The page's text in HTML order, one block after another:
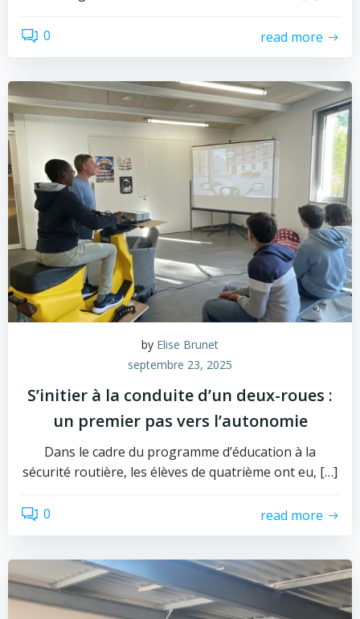
0 read more
by Elise Brunet
septembre 23, 2025
S’initier à la conduite d’un deux-roues :
un premier pas vers l’autonomie
Dans le cadre du programme d’éducation à la
sécurité routière, les élèves de quatrième ont eu, […]
0 read more